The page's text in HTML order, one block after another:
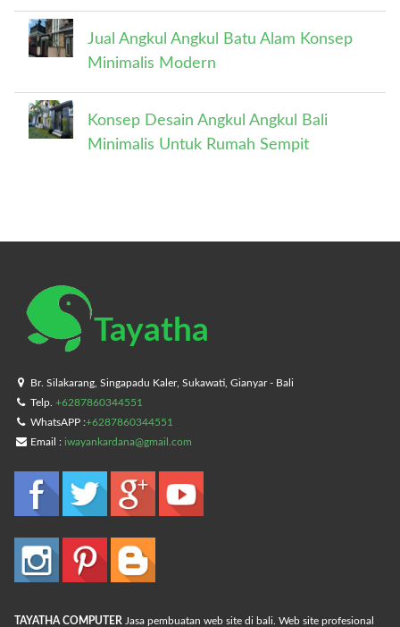
Jual Angkul Angkul Batu Alam Konsep
Minimalis Modern
Konsep Desain Angkul Angkul Bali
Minimalis Untuk Rumah Sempit
Tayatha
Br. Silakarang, Singapadu Kaler, Sukawati, Gianyar - Bali
Telp.+6287860344551
WhatsAPP :+6287860344551
Email :iwayankardana@gmail.com
TAYATHA COMPUTER Jasa pembuatan web site di bali. Web site profesional